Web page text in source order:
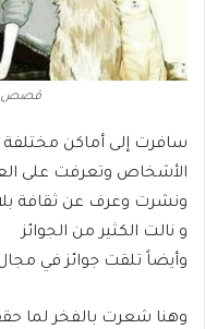
قصص
سافرت إلى أماكن
الأشخاص وتعرفت على
ونشرت وعرف عن ثقافة
و نالت الكثير من الجوائز
وأيضاً تلقت جوائز في
وهنا شعرت بالفخر لما